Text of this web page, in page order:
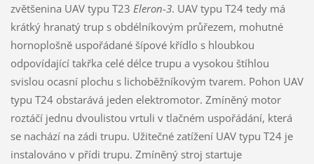
zvětšenina UAV typu T23 Eleron-3. UAV typu T24 tedy má
krátký hranatý trup s obdélníkovým průřezem, mohutné
hornoplošně uspořádané šípové křídlo s hloubkou
odpovídající takřka celé délce trupu a vysokou štíhlou
svislou ocasní plochu s lichoběžníkovým tvarem. Pohon UAV
typu T24 obstarává jeden elektromotor. Zmíněný motor
roztáčí jednu dvoulistou vrtuli v tlačném uspořádání, která
se nachází na zádi trupu. Užitečné zatížení UAV typu T24 je
instalováno v přídi trupu. Zmíněný stroj startuje